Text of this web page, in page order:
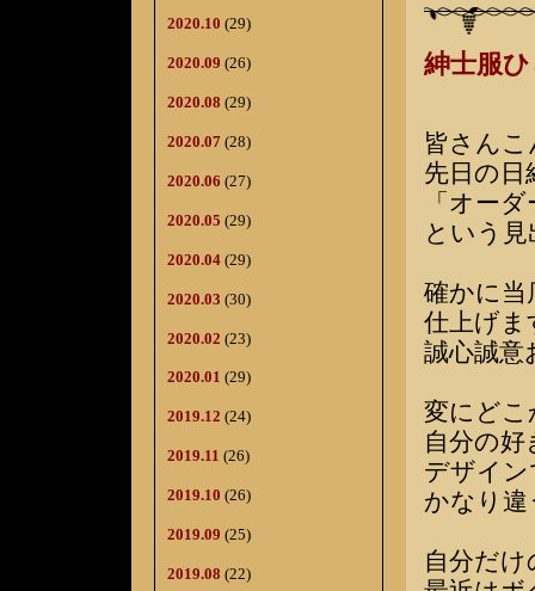
2020.10 (29)
2020.09 (26)
2020.08 (29)
2020.07 (28)
2020.06 (27)
2020.05 (29)
2020.04 (29)
2020.03 (30)
2020.02 (23)
2020.01 (29)
2019.12 (24)
2019.11 (26)
2019.10 (26)
2019.09 (25)
2019.08 (22)
紳士服
皆さん
先日の日
「オー
という
確かに当
仕上げま
誠心誠意
変にどこ
自分の
デザイ
かなり
自分だ